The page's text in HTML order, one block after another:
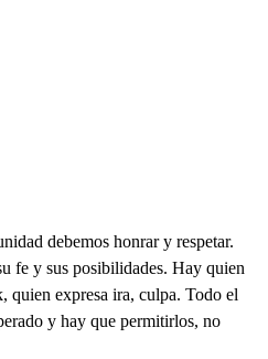
debemos honrar y respetar.
fe y sus posibilidades. Hay quien
quien expresa ira, culpa. Todo el
y hay que permitirlos, no